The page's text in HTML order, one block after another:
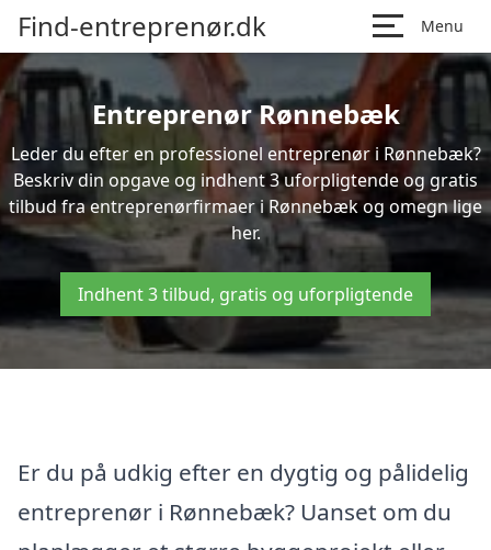
Find-entreprenør.dk Menu
Entreprenør Rønnebæk
Leder du efter en professionel entreprenør i Rønnebæk?
Beskriv din opgave og indhent 3 uforpligtende og gratis
tilbud fra entreprenørfirmaer i Rønnebæk og omegn lige
her.
Indhent 3 tilbud, gratis og uforpligtende
Er du på udkig efter en dygtig og pålidelig
entreprenør i Rønnebæk? Uanset om du